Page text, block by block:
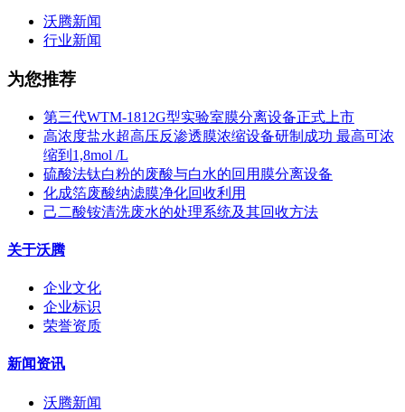
沃腾新闻
行业新闻
为您推荐
第三代WTM-1812G型实验室膜分离设备正式上市
高浓度盐水超高压反渗透膜浓缩设备研制成功 最高可浓
缩到1,8mol /L
硫酸法钛白粉的废酸与白水的回用膜分离设备
化成箔废酸纳滤膜净化回收利用
己二酸铵清洗废水的处理系统及其回收方法
关于沃腾
企业文化
企业标识
荣誉资质
新闻资讯
沃腾新闻